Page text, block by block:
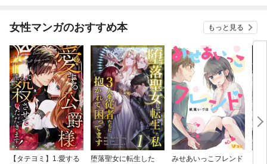
女性マンガのおすすめ本 もっと見る
【タテヨミ】1.愛する
堕落聖女に転生した
みせあいっこフレンド